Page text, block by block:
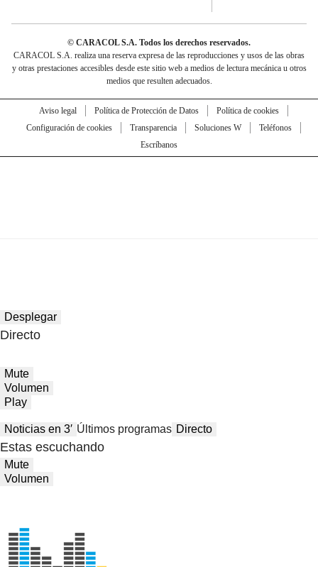
© CARACOL S.A. Todos los derechos reservados.
CARACOL S.A. realiza una reserva expresa de las reproducciones y usos de las obras
y otras prestaciones accesibles desde este sitio web a medios de lectura mecánica u otros
medios que resulten adecuados.
Aviso legal Política de Protección de Datos
Política de cookies
Configuración de cookies
Transparencia Soluciones W
Teléfonos
Escríbanos
Desplegar
Directo
Mute
Volumen
Play
Noticias en 3′ Últimos programas Directo
Estas escuchando
Mute
Volumen